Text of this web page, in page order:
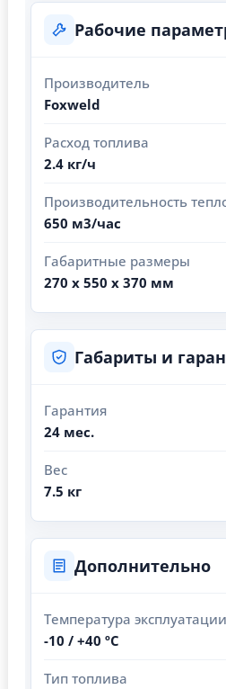
Рабочие
Производитель
Foxweld
Расход топлива
2.4 кг/ч
Производительность
650 м3/час
Габаритные размеры
270 х 550 х 370 мм
Габариты и
Гарантия
24 мес.
Вес
7.5 кг
Дополнительно
Температура эксплуатации
-10 / +40 ºС
Тип топлива